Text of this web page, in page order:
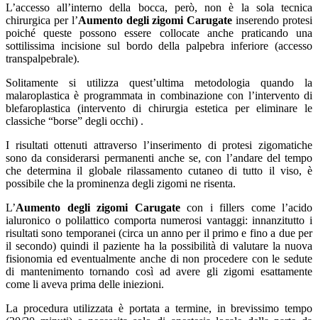
L’accesso all’interno della bocca, però, non è la sola tecnica
chirurgica per l’Aumento degli zigomi Carugate inserendo protesi
poiché queste possono essere collocate anche praticando una
sottilissima incisione sul bordo della palpebra inferiore (accesso
transpalpebrale).
Solitamente si utilizza quest’ultima metodologia quando la
malaroplastica è programmata in combinazione con l’intervento di
blefaroplastica (intervento di chirurgia estetica per eliminare le
classiche “borse” degli occhi) .
I risultati ottenuti attraverso l’inserimento di protesi zigomatiche
sono da considerarsi permanenti anche se, con l’andare del tempo
che determina il globale rilassamento cutaneo di tutto il viso, è
possibile che la prominenza degli zigomi ne risenta.
L’Aumento degli zigomi Carugatecon i fillers come l’acido
ialuronico o polilattico comporta numerosi vantaggi: innanzitutto i
risultati sono temporanei (circa un anno per il primo e fino a due per
il secondo) quindi il paziente ha la possibilità di valutare la nuova
fisionomia ed eventualmente anche di non procedere con le sedute
di mantenimento tornando così ad avere gli zigomi esattamente
come li aveva prima delle iniezioni.
La procedura utilizzata è portata a termine, in brevissimo tempo